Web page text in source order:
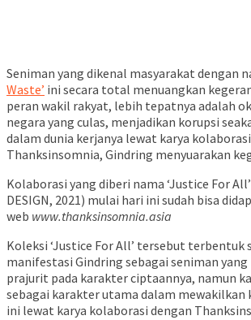
Seniman yang dikenal masyarakat dengan
Waste’ ini secara total menuangkan
peran wakil rakyat, lebih tepatnya adalah
negara yang culas, menjadikan korupsi
dalam dunia kerjanya lewat karya
Thanksinsomnia, Gindring menyuarakan
Kolaborasi yang diberi nama ‘Justice For
DESIGN, 2021) mulai hari ini sudah bisa
web www.thanksinsomnia.asia
Koleksi ‘Justice For All’ tersebut terbentuk
manifestasi Gindring sebagai seniman
prajurit pada karakter ciptaannya, namun
sebagai karakter utama dalam mewakilkan
ini lewat karya kolaborasi dengan